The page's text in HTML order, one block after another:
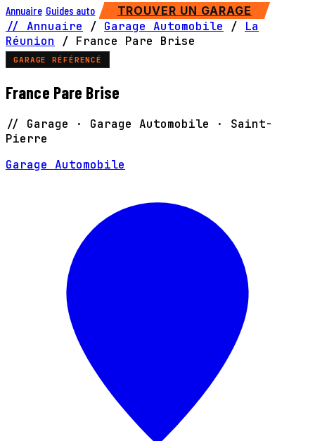
Annuaire Guides auto TROUVER UN GARAGE
// Annuaire / Garage Automobile /
La
Réunion
/ France Pare Brise
GARAGE RÉFÉRENCÉ
France Pare Brise
// Garage · Garage Automobile · Saint-
Pierre
Garage Automobile